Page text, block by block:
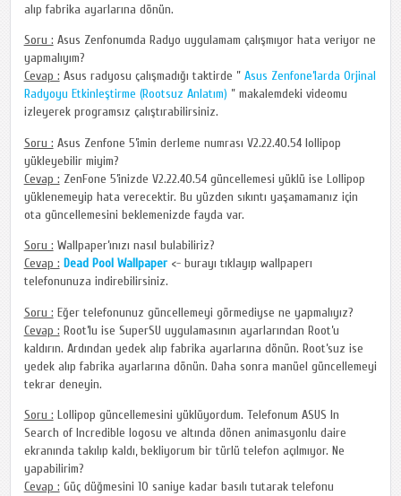
alıp fabrika ayarlarına dönün.
Soru : Asus Zenfonumda Radyo uygulamam çalışmıyor hata veriyor ne
yapmalıyım?
Cevap : Asus radyosu çalışmadığı taktirde ” Asus Zenfone’larda Orjinal
Radyoyu Etkinleştirme (Rootsuz Anlatım) ” makalemdeki videomu
izleyerek programsız çalıştırabilirsiniz.
Soru : Asus Zenfone 5’imin derleme numrası V2.22.40.54 lollipop
yükleyebilir miyim?
Cevap : ZenFone 5’inizde V2.22.40.54 güncellemesi yüklü ise Lollipop
yüklenemeyip hata verecektir. Bu yüzden sıkıntı yaşamamanız için
ota güncellemesini beklemenizde fayda var.
Soru : Wallpaper’ınızı nasıl bulabiliriz?
Cevap : Dead Pool Wallpaper<- burayı tıklayıp wallpaperı
telefonunuza indirebilirsiniz.
Soru : Eğer telefonunuz güncellemeyi görmediyse ne yapmalıyız?
Cevap : Root’lu ise SuperSU uygulamasının ayarlarından Root’u
kaldırın. Ardından yedek alıp fabrika ayarlarına dönün. Root’suz ise
yedek alıp fabrika ayarlarına dönün. Daha sonra manüel güncellemeyi
tekrar deneyin.
Soru : Lollipop güncellemesini yüklüyordum. Telefonum ASUS In
Search of Incredible logosu ve altında dönen animasyonlu daire
ekranında takılıp kaldı, bekliyorum bir türlü telefon açılmıyor. Ne
yapabilirim?
Cevap : Güç düğmesini 10 saniye kadar basılı tutarak telefonu